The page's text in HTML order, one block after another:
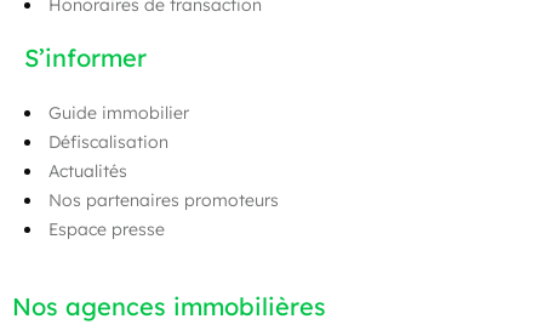
S’informer
Guide immobilier
Défiscalisation
Actualités
Nos partenaires promoteurs
Espace presse
Nos agences immobilières